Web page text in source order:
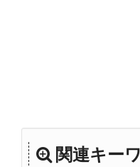
関連キー